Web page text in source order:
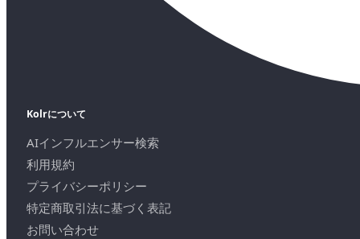
Kolrについて
AIインフルエンサー検索
利用規約
プライバシーポリシー
特定商取引法に基づく表記
お問い合わせ